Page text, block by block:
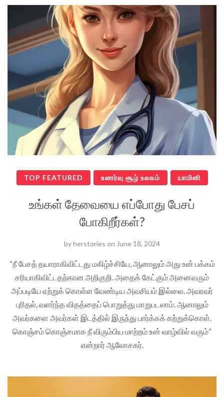
TOP FEATURED உணர்வு சூழ் உலகம் யாமினி
உங்கள் தேவையை எப்போது பேசப்
போகிறீர்கள்?
byherstories on June 18, 2024
“நீ பேசத் தயாராகிவிட்டது மகிழ்ச்சியே, ஆனாலும் அது உன் பக்கம்
சரியாகிவிட்டதற்கான அறிகுறி. அதைக் கேட்கும் அனைவரும்
அப்படியே ஏற்றுக் கொள்ள வேண்டிய அவசியம் இல்லை. அவரவர்
புரிதல், வளர்ந்த விதத்தைப் பொறுத்து மாறுபடலாம். ஆனாலும்
அவர்களை அவர்கள் இடத்தில் இருந்து பார்க்கக் கற்றுக்கொள்.
கொஞ்சம் கொஞ்சமாக நீ விரும்பிய மாற்றம் உன் வாழ்வில் வரும்“
என்றார் ஆலோசகர்.